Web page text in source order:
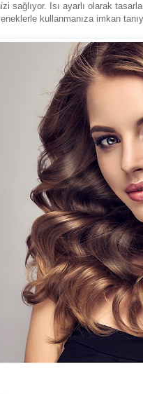
sağlıyor. Isı ayarlı olarak
kullanmanıza imkan